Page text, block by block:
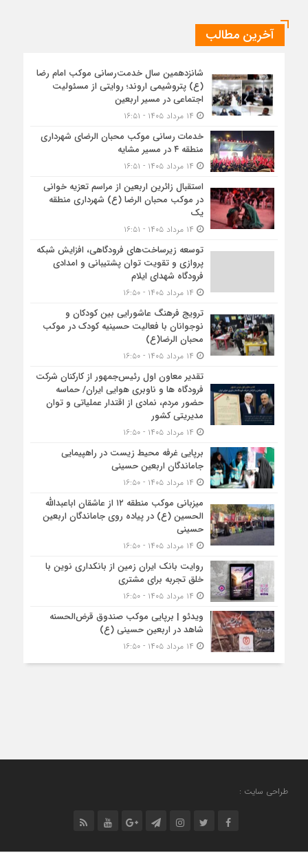
آخرین مطالب
شانزدهمین سال خدمت‌رسانی موکب امام رضا
(ع) پتروشیمی اروند؛ روایتی از مسئولیت
اجتماعی در مسیر اربعین
خدمات رسانی موکب محبان الرضای شهرداری
منطقه ۴ در مسیر مشایه
استقبال زائرین اربعین از مراسم تعزیه خوانی
در موکب محبان الرضا (ع) شهرداری منطقه
یک
توسعه زیرساخت‌های فرودگاهی، افزایش شبکه
پروازی و تقویت توان پشتیبانی و امدادی
فرودگاه شهدای ایلام
ترویج فرهنگ عاشورایی بین کودکان و
نوجوانان با فعالیت حسینیه کودک در موکب
محبان الرضا(ع)
تقدیر معاون اول رئیس‌جمهور از کارکنان شرکت
فرودگاه ها و ناوبری هوایی ایران/ حماسه
حضور مردم، نمادی از اقتدار عملیاتی و توان
مدیریتی کشور
برپایی غرفه محیط زیست در راهپیمایی
جاماندگان اربعین حسینی
میزبانی موکب منطقه ۱۲ از عاشقان اباعبدالله
الحسین (ع) در پیاده روی جاماندگان اربعین
حسینی
روایت بانک ایران زمین از بانکداری نوین با
خلق تجربه برای مشتری
ویدئو | برپایی موکب صندوق قرض‌الحسنه
شاهد در اربعین حسینی (ع)
طراحی سایت :